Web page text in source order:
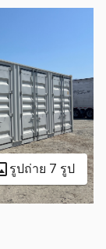
รูปถ่าย 7 รูป